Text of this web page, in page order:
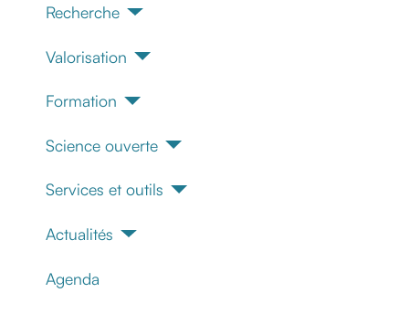
Recherche
Valorisation
Formation
Science ouverte
Services et outils
Actualités
Agenda